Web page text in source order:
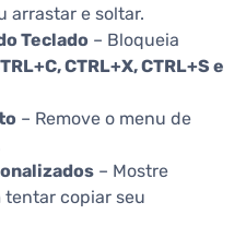
arrastar e soltar.
Teclado – Bloqueia
CTRL+X, CTRL+S e
– Remove o menu de
– Mostre
tentar copiar seu